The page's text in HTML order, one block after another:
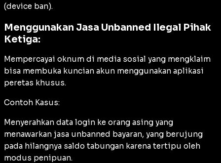
(device ban).
Menggunakan Jasa Unbanned Ilegal Pihak
Ketiga:
Mempercayai oknum di media sosial yang mengklaim
bisa membuka kuncian akun menggunakan aplikasi
peretas khusus.
Contoh Kasus:
Menyerahkan data login ke orang asing yang
menawarkan jasa unbanned bayaran, yang berujung
pada hilangnya saldo tabungan karena tertipu oleh
modus penipuan.